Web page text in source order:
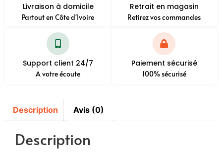
Livraison à domicile
Partout en Côte d'Ivoire
Retrait en magasin
Retirez vos commandes
Support client 24/7
A votre écoute
Paiement sécurisé
100% sécurisé
Description Avis (0)
Description